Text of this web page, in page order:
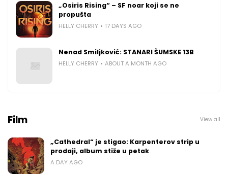
„Osiris Rising“ – SF noar koji se ne
propušta
HELLY CHERRY 17 DAYS AGO
Nenad Smiljković: STANARI ŠUMSKE 13B
HELLY CHERRY ABOUT A MONTH AGO
Film View all
„Cathedral“ je stigao: Karpenterov strip u
prodaji, album stiže u petak
A DAY AGO